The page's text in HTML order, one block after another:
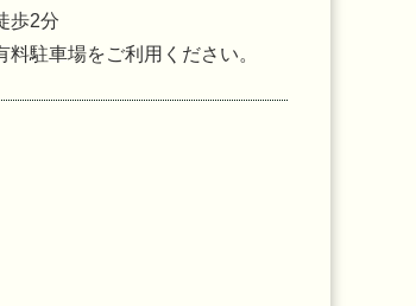
歩2分
駐車場をご利用ください。